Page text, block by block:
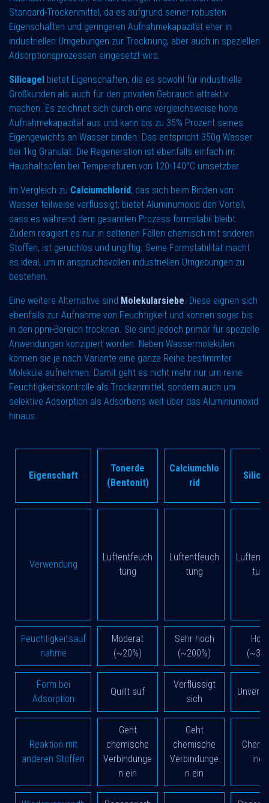
Standard-Trockenmittel, da es aufgrund seiner robusten
Eigenschaften und geringeren Aufnahmekapazität eher in
industriellen Umgebungen zur Trocknung, aber auch in speziellen
Adsorptionsprozessen eingesetzt wird.
Silicagel bietet Eigenschaften, die es sowohl für industrielle
Großkunden als auch für den privaten Gebrauch attraktiv
machen. Es zeichnet sich durch eine vergleichsweise hohe
Aufnahmekapazität aus und kann bis zu 35% Prozent seines
Eigengewichts an Wasser binden. Das entspricht 350g Wasser
bei 1kg Granulat. Die Regeneration ist ebenfalls einfach im
Haushaltsofen bei Temperaturen von 120-140°C umsetzbar.
Im Vergleich zu Calciumchlorid, das sich beim Binden von
Wasser teilweise verflüssigt, bietet Aluminumoxid den Vorteil,
dass es während dem gesamten Prozess formstabil bleibt.
Zudem reagiert es nur in seltenen Fällen chemisch mit anderen
Stoffen, ist geruchlos und ungiftig. Seine Formstabilität macht
es ideal, um in anspruchsvollen industriellen Umgebungen zu
bestehen.
Eine weitere Alternative sind Molekularsiebe. Diese eignen sich
ebenfalls zur Aufnahme von Feuchtigkeit und können sogar bis
in den ppm-Bereich trocknen. Sie sind jedoch primär für spezielle
Anwendungen konzipiert worden. Neben Wassermolekülen
können sie je nach Variante eine ganze Reihe bestimmter
Moleküle aufnehmen. Damit geht es nicht mehr nur um reine
Feuchtigkeitskontrolle als Trockenmittel, sondern auch um
selektive Adsorption als Adsorbens weit über das Aluminiumoxid
hinaus.
Eigenschaft
Tonerde
(Bentonit)
Calciumchlo
rid
Verwendung
Luftentfeuch
tung
Luftentfeuch
tung
tung
Feuchtigkeitsauf
nahme
Moderat
(~20%)
Sehr hoch
(~200%)
Form bei
Adsorption
Quillt auf
Verflüssigt
sich
Reaktion mit
anderen Stoffen
Geht
chemische
Verbindunge
n ein
Geht
chemische
Verbindunge
n ein
inert